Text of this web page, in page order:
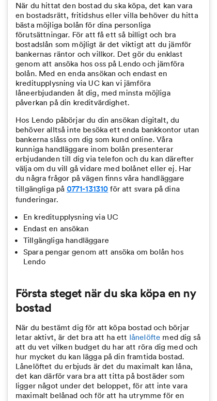
När du hittat den bostad du ska köpa, det kan vara
en bostadsrätt, fritidshus eller villa behöver du hitta
bästa möjliga bolån för dina personliga
förutsättningar. För att få ett så billigt och bra
bostadslån som möjligt är det viktigt att du jämför
bankernas räntor och villkor. Det gör du enklast
genom att ansöka hos oss på Lendo och jämföra
bolån. Med en enda ansökan och endast en
kreditupplysning via UC kan vi jämföra
låneerbjudanden åt dig, med minsta möjliga
påverkan på din kreditvärdighet.
Hos Lendo påbörjar du din ansökan digitalt, du
behöver alltså inte besöka ett enda bankkontor utan
bankerna slåss om dig som kund online. Våra
kunniga handläggare inom bolån presenterar
erbjudanden till dig via telefon och du kan därefter
välja om du vill gå vidare med bolånet eller ej. Har
du några frågor på vägen finns våra handläggare
tillgängliga på 0771-131310 för att svara på dina
funderingar.
En kreditupplysning via UC
Endast en ansökan
Tillgängliga handläggare
Spara pengar genom att ansöka om bolån hos
Lendo
Första steget när du ska köpa en ny
bostad
När du bestämt dig för att köpa bostad och börjar
letar aktivt, är det bra att ha ett lånelöfte med dig så
att du vet vilken budget du har att röra dig med och
hur mycket du kan lägga på din framtida bostad.
Lånelöftet du erbjuds är det du maximalt kan låna,
det kan därför vara bra att titta på bostäder som
ligger något under det beloppet, för att inte vara
maximalt belånad och för att ha utrymme för en